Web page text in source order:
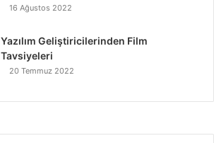
16 Ağustos 2022
Yazılım Geliştiricilerinden Film
Tavsiyeleri
20 Temmuz 2022